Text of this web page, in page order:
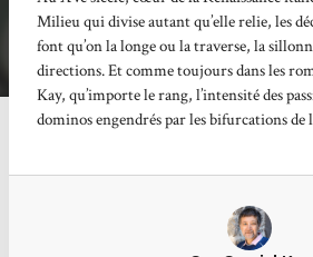
Milieu qui divise autant qu’elle relie, les
font qu’on la longe ou la traverse, la
directions. Et comme toujours dans les
Kay, qu’importe le rang, l’intensité des
dominos engendrés par les bifurcations de